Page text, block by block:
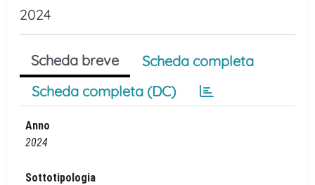
2024
Scheda breve
Scheda completa
Scheda completa (DC)
Anno
2024
Sottotipologia